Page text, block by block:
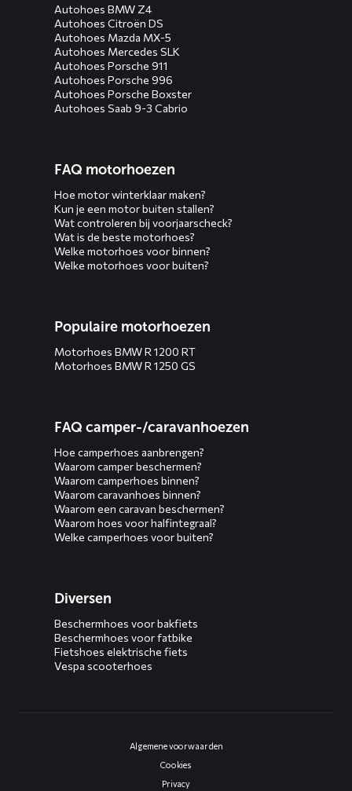
Autohoes BMW Z4
Autohoes Citroën DS
Autohoes Mazda MX-5
Autohoes Mercedes SLK
Autohoes Porsche 911
Autohoes Porsche 996
Autohoes Porsche Boxster
Autohoes Saab 9-3 Cabrio
FAQ motorhoezen
Hoe motor winterklaar maken?
Kun je een motor buiten stallen?
Wat controleren bij voorjaarscheck?
Wat is de beste motorhoes?
Welke motorhoes voor binnen?
Welke motorhoes voor buiten?
Populaire motorhoezen
Motorhoes BMW R 1200 RT
Motorhoes BMW R 1250 GS
FAQ camper-/caravanhoezen
Hoe camperhoes aanbrengen?
Waarom camper beschermen?
Waarom camperhoes binnen?
Waarom caravanhoes binnen?
Waarom een caravan beschermen?
Waarom hoes voor halfintegraal?
Welke camperhoes voor buiten?
Diversen
Beschermhoes voor bakfiets
Beschermhoes voor fatbike
Fietshoes elektrische fiets
Vespa scooterhoes
Algemene voorwaarden
Cookies
Privacy